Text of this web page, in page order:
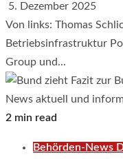
5. Dezember 2025
Von links: Thomas
Betriebsinfrastruktur
Group und...
2 min read
Behörden-News